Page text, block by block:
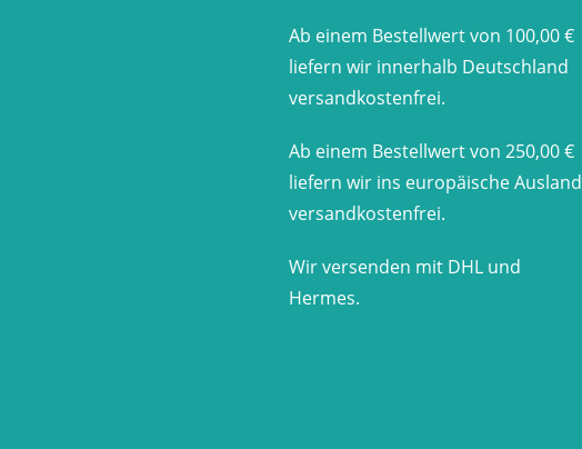
Ab einem Bestellwert von 100,00 €
liefern wir innerhalb Deutschland
versandkostenfrei.
Ab einem Bestellwert von 250,00 €
liefern wir ins europäische Ausland
versandkostenfrei.
Wir versenden mit DHL und
Hermes.